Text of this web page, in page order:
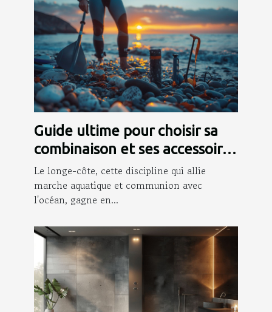
Guide ultime pour choisir sa
combinaison et ses accessoires
de longe-côte
Le longe-côte, cette discipline qui allie
marche aquatique et communion avec
l'océan, gagne en...